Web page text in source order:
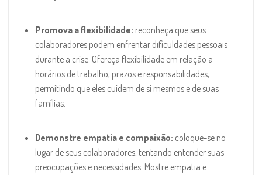
Promova a flexibilidade: reconheça que seus
colaboradores podem enfrentar dificuldades pessoais
durante a crise. Ofereça flexibilidade em relação a
horários de trabalho, prazos e responsabilidades,
permitindo que eles cuidem de si mesmos e de suas
famílias.
Demonstre empatia e compaixão: coloque-se no
lugar de seus colaboradores, tentando entender suas
preocupações e necessidades. Mostre empatia e